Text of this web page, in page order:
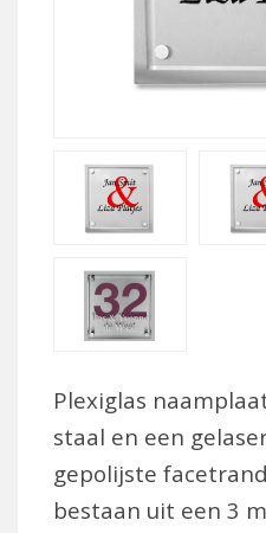
Plexiglas
staal en een
gepolijste
bestaan uit een 3